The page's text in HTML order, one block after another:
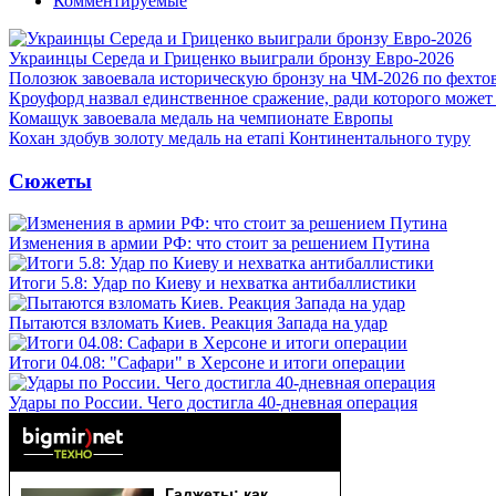
Украинцы Середа и Гриценко выиграли бронзу Евро-2026
Полозюк завоевала историческую бронзу на ЧМ-2026 по
Кроуфорд назвал единственное сражение, ради которого может
Комащук завоевала медаль на чемпионате Европы
Кохан здобув золоту медаль на етапі Континентального туру
Сюжеты
Изменения в армии РФ: что стоит за решением Путина
Итоги 5.8: Удар по Киеву и нехватка антибаллистики
Пытаются взломать Киев. Реакция Запада на удар
Итоги 04.08: "Сафари" в Херсоне и итоги операции
Удары по России. Чего достигла 40-дневная операция